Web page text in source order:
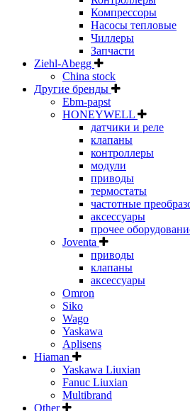
Компрессоры
Насосы тепловые
Чиллеры
Запчасти
Ziehl-Abegg
China stock
Другие бренды
Ebm-papst
HONEYWELL
датчики и реле
клапаны
контроллеры
модули
приводы
термостаты
частотные
аксессуары
прочее
Joventa
приводы
клапаны
аксессуары
Omron
Siko
Wago
Yaskawa
Aplisens
Hiaman
Yaskawa Liuxian
Fanuc Liuxian
Multibrand
Other